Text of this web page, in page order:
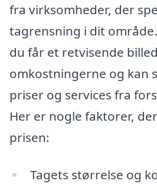
fra virksomheder, der
tagrensning i dit
du får et retvisende
omkostningerne og kan
priser og services fra
Her er nogle faktorer,
prisen:
Tagets størrelse og